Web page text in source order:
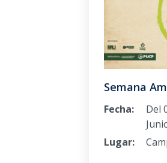
Semana
Fecha:
Del
Lugar: